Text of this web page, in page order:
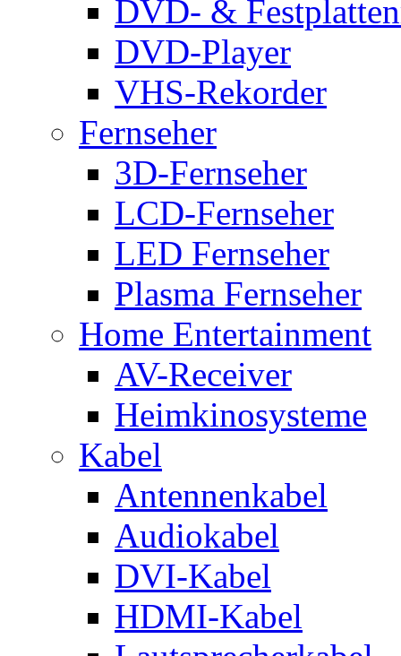
DVD- &
DVD-Player
VHS-Rekorder
Fernseher
3D-Fernseher
LCD-Fernseher
LED Fernseher
Plasma Fernseher
Home Entertainment
AV-Receiver
Heimkinosysteme
Kabel
Antennenkabel
Audiokabel
DVI-Kabel
HDMI-Kabel